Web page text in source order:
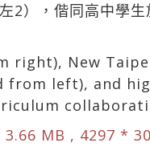
2），偕同高中學
right), New
from left), and
3.66 MB , 4297 *